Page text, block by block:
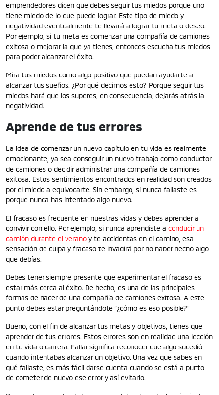
emprendedores dicen que debes seguir tus miedos porque uno
tiene miedo de lo que puede lograr. Este tipo de miedo y
negatividad eventualmente te llevará a lograr tu meta o deseo.
Por ejemplo, si tu meta es comenzar una compañía de camiones
exitosa o mejorar la que ya tienes, entonces escucha tus miedos
para poder alcanzar el éxito.
Mira tus miedos como algo positivo que puedan ayudarte a
alcanzar tus sueños. ¿Por qué decimos esto? Porque seguir tus
miedos hará que los superes, en consecuencia, dejarás atrás la
negatividad.
Aprende de tus errores
La idea de comenzar un nuevo capítulo en tu vida es realmente
emocionante, ya sea conseguir un nuevo trabajo como conductor
de camiones o decidir administrar una compañía de camiones
exitosa. Estos sentimientos encontrados en realidad son creados
por el miedo a equivocarte. Sin embargo, si nunca fallaste es
porque nunca has intentado algo nuevo.
El fracaso es frecuente en nuestras vidas y debes aprender a
convivir con ello. Por ejemplo, si nunca aprendiste a conducir un
camión durante el verano y te accidentas en el camino, esa
sensación de culpa y fracaso te invadirá por no haber hecho algo
que debías.
Debes tener siempre presente que experimentar el fracaso es
estar más cerca al éxito. De hecho, es una de las principales
formas de hacer de una compañía de camiones exitosa. A este
punto debes estar preguntándote “¿cómo es eso posible?”
Bueno, con el fin de alcanzar tus metas y objetivos, tienes que
aprender de tus errores. Estos errores son en realidad una lección
en tu vida o carrera. Fallar significa reconocer que algo sucedió
cuando intentabas alcanzar un objetivo. Una vez que sabes en
qué fallaste, es más fácil darse cuenta cuando se está a punto
de cometer de nuevo ese error y así evitarlo.